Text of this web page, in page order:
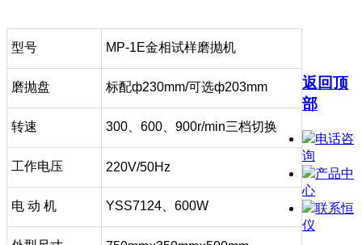
型号 MP-1E金相试样磨抛机
磨抛盘 标配ф230mm/可选ф203mm
转速 300、600、900r/min三档切换
工作电压 220V/50Hz
电 动 机 YSS7124、600W
返回顶
部
电话咨
询
产品中
心
联系恒
仪